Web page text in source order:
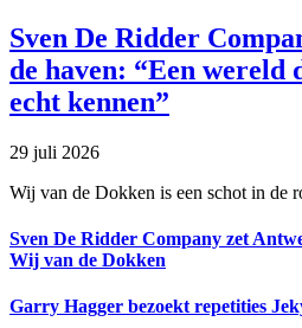
Sven De Ridder
de haven: “Een wereld
echt kennen”
29 juli 2026
Wij van de Dokken is een schot in de
Sven De Ridder Company zet
Wij van de Dokken
Garry Hagger bezoekt repetities